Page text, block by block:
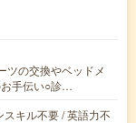
の交換やベッドメ
お手伝い○診…
キル不要 / 英語力不